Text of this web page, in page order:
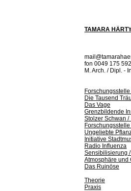
TAMARA
fon 0049 175
M. Arch. / Dipl. -
Die Tausend
Das Vage
Grenzbildende
Stolzer Schwan /
Ungeliebte
Initiative
Radio Influenza
Sensibilisierung
Atmosphäre und
Das Ruinöse
Theorie
Praxis